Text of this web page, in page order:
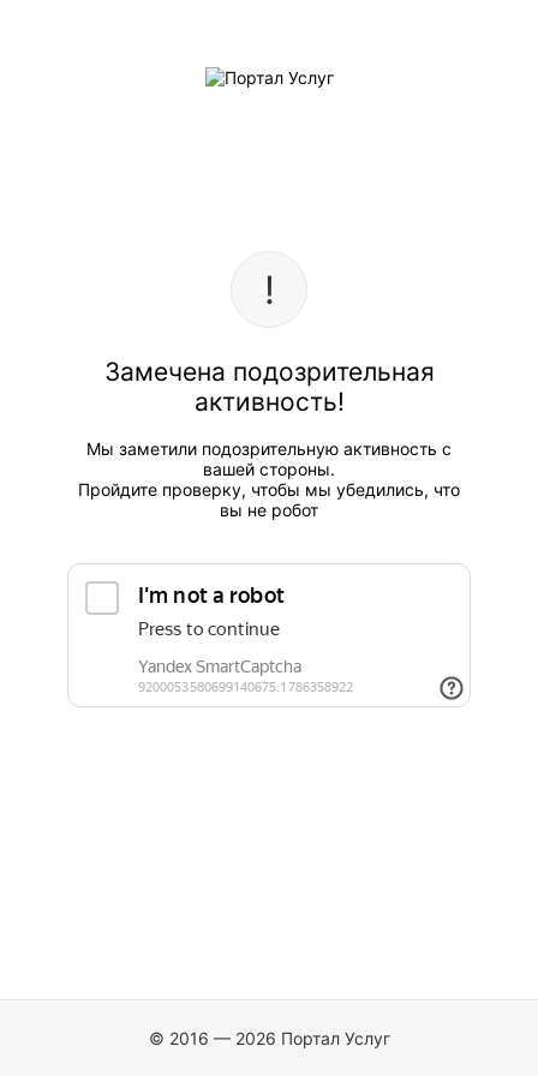
Замечена подозрительная
активность!
Мы заметили подозрительную активность с
вашей стороны.
Пройдите проверку, чтобы мы убедились, что
вы не робот
© 2016 — 2026 Портал Услуг